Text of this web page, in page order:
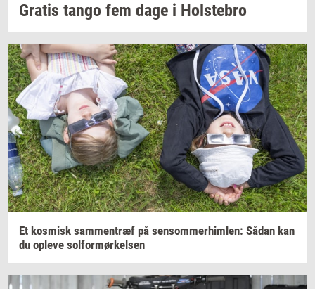
Gra­tis tango fem dage i Holste­bro
Et kos­misk sam­men­træf på sen­som­mer­him­len: Sådan kan
du op­le­ve sol­for­mør­kel­sen